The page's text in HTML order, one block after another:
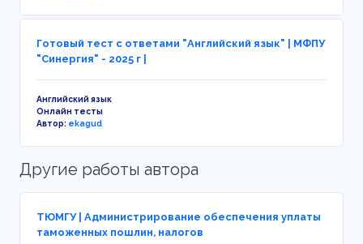
Готовый тест с ответами "Английский язык" | МФПУ
"Синергия" - 2025 г |
Английский язык
Онлайн тесты
Автор: ekagud
Другие работы автора
ТЮМГУ | Администрирование обеспечения уплаты
таможенных пошлин, налогов